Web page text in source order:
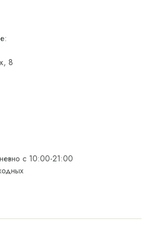
8
с 10:00-21:00